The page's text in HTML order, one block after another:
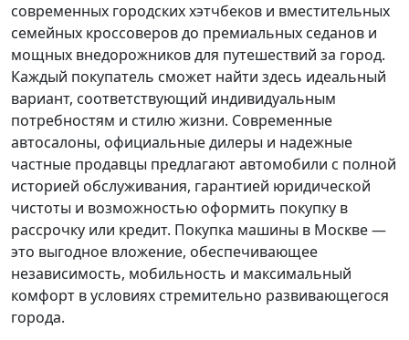
современных городских хэтчбеков и вместительных
семейных кроссоверов до премиальных седанов и
мощных внедорожников для путешествий за город.
Каждый покупатель сможет найти здесь идеальный
вариант, соответствующий индивидуальным
потребностям и стилю жизни. Современные
автосалоны, официальные дилеры и надежные
частные продавцы предлагают автомобили с полной
историей обслуживания, гарантией юридической
чистоты и возможностью оформить покупку в
рассрочку или кредит. Покупка машины в Москве —
это выгодное вложение, обеспечивающее
независимость, мобильность и максимальный
комфорт в условиях стремительно развивающегося
города.